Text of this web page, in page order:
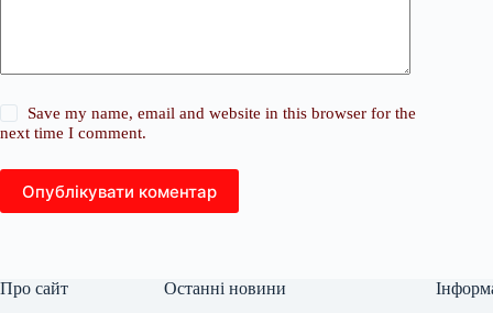
Save my name, email and website in this browser for the
next time I comment.
Опублікувати коментар
Про сайт Останні новини